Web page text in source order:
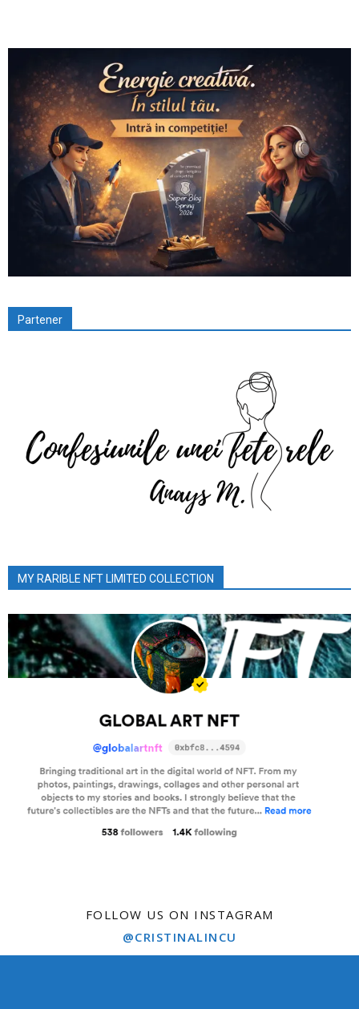
Partener
MY RARIBLE NFT LIMITED COLLECTION
FOLLOW US ON INSTAGRAM
@CRISTINALINCU